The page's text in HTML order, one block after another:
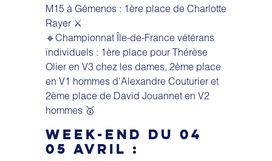
M15 à Gémenos : 1ère place de Charlotte
Rayer ⚔️
🔹Championnat Île-de-France vétérans
individuels : 1ère place pour Thérèse
Olier en V3 chez les dames, 2ème place
en V1 hommes d’Alexandre Couturier et
2ème place de David Jouannet en V2
hommes 🥇
WEEK-END DU 04
05 AVRIL :